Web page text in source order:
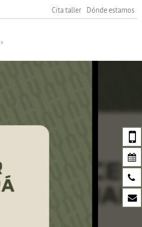
Cita taller Dónde estamos